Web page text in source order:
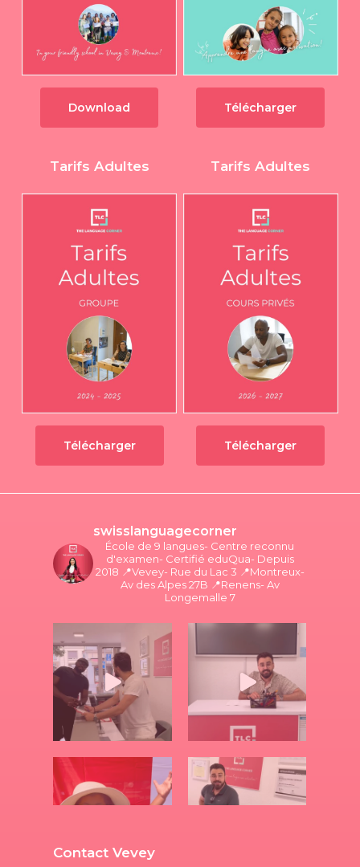
Download Télécharger
Tarifs Adultes
Télécharger
Tarifs Adultes
Télécharger
swisslanguagecorner
École de 9 langues- Centre reconnu
d'examen- Certifié eduQua- Depuis
2018 📍Vevey- Rue du Lac 3 📍Montreux-
Av des Alpes 27B 📍Renens- Av
Longemalle 7
Contact Vevey